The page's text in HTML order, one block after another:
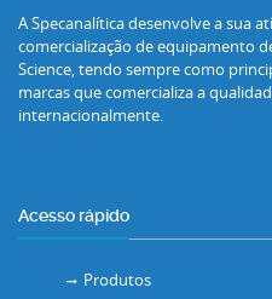
A Specanalítica desenvolve a sua
comercialização de equipamento
Science, tendo sempre como
marcas que comercializa a
internacionalmente.
Acesso rápido
Produtos